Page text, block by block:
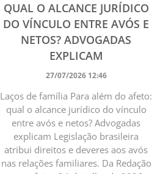
QUAL O ALCANCE JURÍDICO
DO VÍNCULO ENTRE AVÓS E
NETOS? ADVOGADAS
EXPLICAM
27/07/2026 12:46
Laços de família Para além do afeto:
qual o alcance jurídico do vínculo
entre avós e netos? Advogadas
explicam Legislação brasileira
atribui direitos e deveres aos avós
nas relações familiares. Da Redação